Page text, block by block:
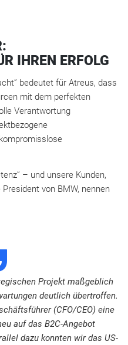
IHREN ERFOLG
bedeutet für Atreus, dass
mit dem perfekten
Verantwortung
– und unsere Kunden,
von BMW, nennen
Projekt maßgeblich
deutlich übertroffen.
(CFO/CEO) eine
auf das B2C-Angebot
dazu konnten wir das US-